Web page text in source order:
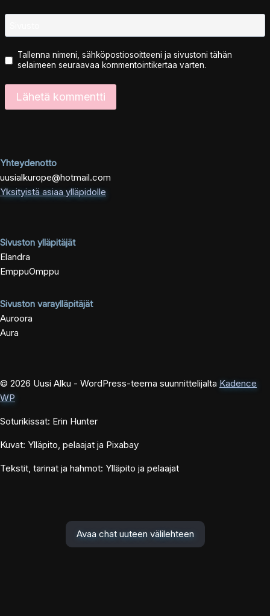
Tallenna nimeni, sähköpostiosoitteeni ja sivustoni tähän
selaimeen seuraavaa kommentointikertaa varten.
Yhteydenotto
uusialkurope@hotmail.com
Yksityistä asiaa ylläpidolle
Sivuston ylläpitäjät
Elandra
EmppuOmppu
Sivuston varaylläpitäjät
Auroora
Aura
© 2026 Uusi Alku - WordPress-teema suunnittelijalta Kadence
WP
Soturikissat: Erin Hunter
Kuvat: Ylläpito, pelaajat ja Pixabay
Tekstit, tarinat ja hahmot: Ylläpito ja pelaajat
Avaa chat uuteen välilehteen